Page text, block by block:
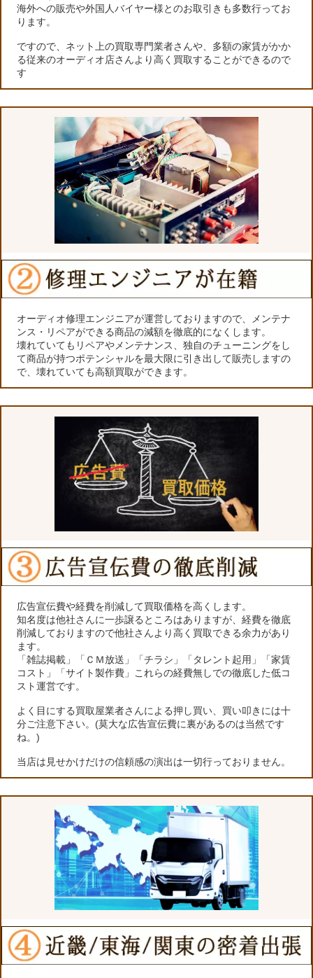
海外への販売や外国人バイヤー様とのお取引きも多数行ってお
ります。
ですので、ネット上の買取専門業者さんや、多額の家賃がかか
る従来のオーディオ店さんより高く買取することができるので
す
オーディオ修理エンジニアが運営しておりますので、メンテナ
ンス・リペアができる商品の減額を徹底的になくします。
壊れていてもリペアやメンテナンス、独自のチューニングをし
て商品が持つポテンシャルを最大限に引き出して販売しますの
で、壊れていても高額買取ができます。
広告宣伝費や経費を削減して買取価格を高くします。
知名度は他社さんに一歩譲るところはありますが、経費を徹底
削減しておりますので他社さんより高く買取できる余力があり
ます。
「雑誌掲載」「ＣＭ放送」「チラシ」「タレント起用」「家賃
コスト」「サイト製作費」これらの経費無しでの徹底した低コ
スト運営です。
よく目にする買取屋業者さんによる押し買い、買い叩きには十
分ご注意下さい。(莫大な広告宣伝費に裏があるのは当然です
ね。)
当店は見せかけだけの信頼感の演出は一切行っておりません。